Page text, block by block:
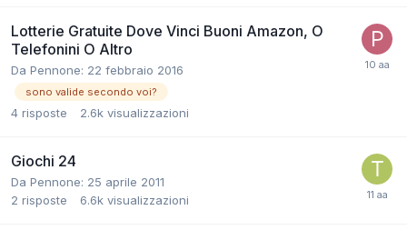
Lotterie Gratuite Dove Vinci Buoni Amazon, O
Telefonini O Altro
Da Pennone: 22 febbraio 2016
sono valide secondo voi?
4 risposte 2.6k visualizzazioni
Giochi 24
Da Pennone: 25 aprile 2011
2 risposte 6.6k visualizzazioni